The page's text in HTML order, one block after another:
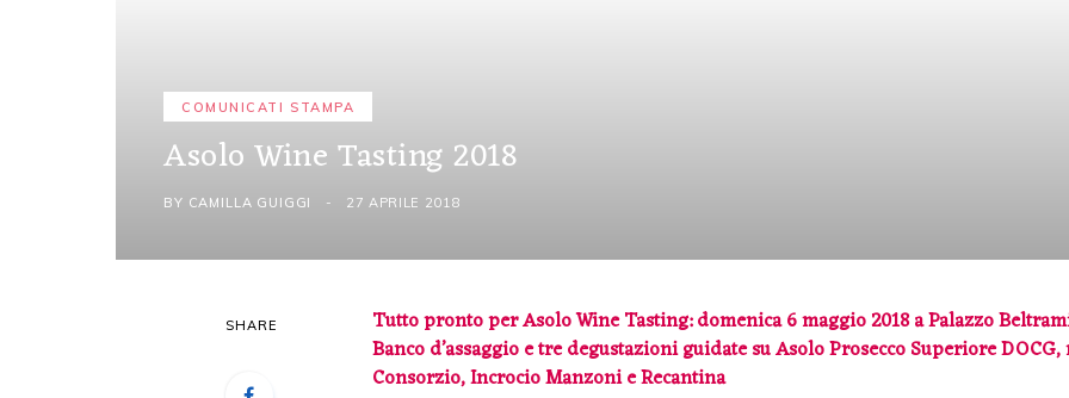
COMUNICATI STAMPA
Asolo Wine Tasting 2018
BY CAMILLA GUIGGI 27 APRILE 2018
SHARE
Tutto pronto per Asolo Wine Tasting: domenica 6 maggio 2018 a Palazzo
Banco d’assaggio e tre degustazioni guidate suAsoloProsecco Superiore
Consorzio, Incrocio Manzoni e Recantina